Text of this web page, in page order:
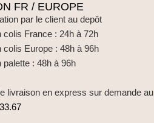
FR / EUROPE
par le client au depôt
colis France : 24h à 72h
colis Europe : 48h à 96h
palette : 48h à 96h
livraison en express sur demande au